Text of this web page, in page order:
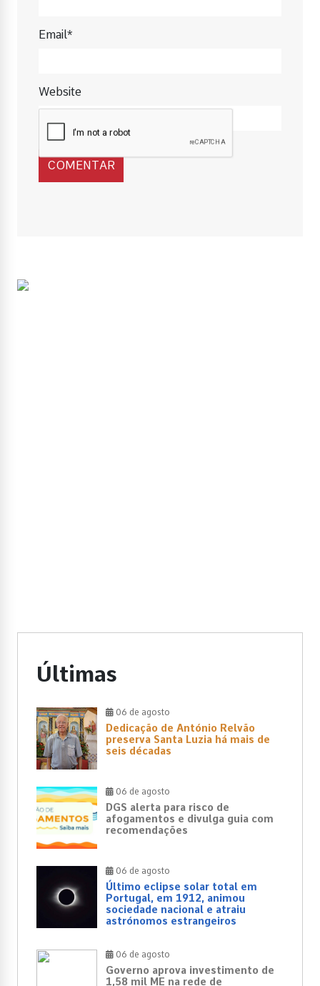
Email*
Website
Últimas
06 de agosto
Dedicação de António Relvão
preserva Santa Luzia há mais de
seis décadas
06 de agosto
DGS alerta para risco de
afogamentos e divulga guia com
recomendações
06 de agosto
Último eclipse solar total em
Portugal, em 1912, animou
sociedade nacional e atraiu
astrónomos estrangeiros
06 de agosto
Governo aprova investimento de
1,58 mil ME na rede de